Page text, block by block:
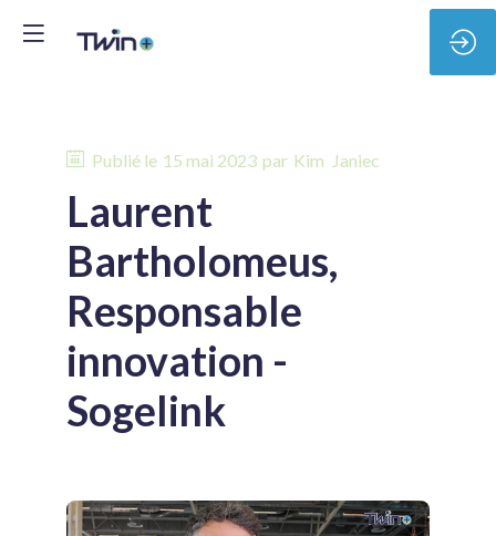
Publié le 15 mai 2023 par Kim Janiec
Laurent
Bartholomeus,
Responsable
innovation -
Sogelink